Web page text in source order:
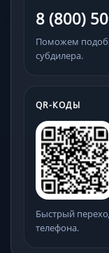
8 (800)
Поможем
субдилера.
QR-КОДЫ
Быстрый
телефона.